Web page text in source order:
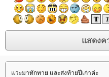
วะมาทักทาย และส่งท้ายปีเก่าค่ะ